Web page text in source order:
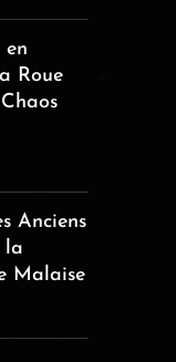
en
Roue
Anciens
la
Malaise